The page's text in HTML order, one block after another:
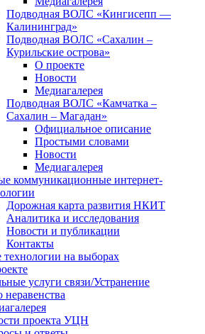
Подводная ВОЛС «Кингисепп —
Калининград»
Подводная ВОЛС «Сахалин –
Курильские острова»
О проекте
Новости
Медиагалерея
Подводная ВОЛС «Камчатка –
Сахалин – Магадан»
Официальное описание
Простыми словами
Новости
Медиагалерея
коммуникационные интернет-
Дорожная карта развития НКИТ
Аналитика и исследования
Новости и публикации
Контакты
на выборах
услуги связи/Устранение
проекта УЦН